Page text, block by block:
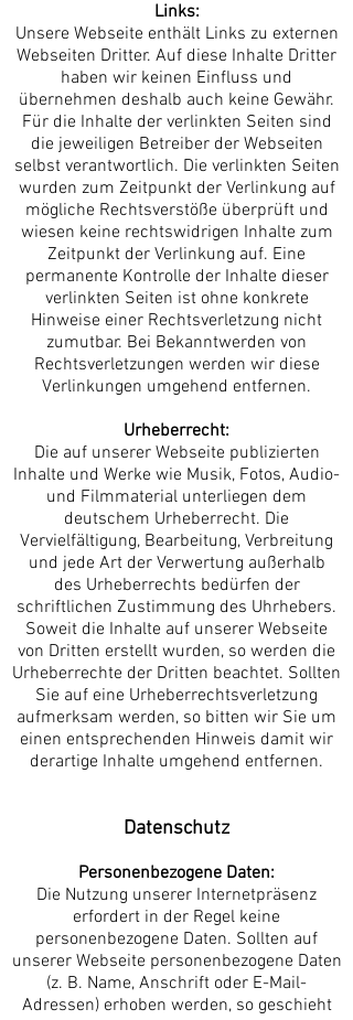
Links:
Unsere Webseite enthält Links zu externen
Webseiten Dritter. Auf diese Inhalte Dritter
haben wir keinen Einfluss und
übernehmen deshalb auch keine Gewähr.
Für die Inhalte der verlinkten Seiten sind
die jeweiligen Betreiber der Webseiten
selbst verantwortlich. Die verlinkten Seiten
wurden zum Zeitpunkt der Verlinkung auf
mögliche Rechtsverstöße überprüft und
wiesen keine rechtswidrigen Inhalte zum
Zeitpunkt der Verlinkung auf. Eine
permanente Kontrolle der Inhalte dieser
verlinkten Seiten ist ohne konkrete
Hinweise einer Rechtsverletzung nicht
zumutbar. Bei Bekanntwerden von
Rechtsverletzungen werden wir diese
Verlinkungen umgehend entfernen.
Urheberrecht:
Die auf unserer Webseite publizierten
Inhalte und Werke wie Musik, Fotos, Audio-
und Filmmaterial unterliegen dem
deutschem Urheberrecht. Die
Vervielfältigung, Bearbeitung, Verbreitung
und jede Art der Verwertung außerhalb
des Urheberrechts bedürfen der
schriftlichen Zustimmung des Uhrhebers.
Soweit die Inhalte auf unserer Webseite
von Dritten erstellt wurden, so werden die
Urheberrechte der Dritten beachtet. Sollten
Sie auf eine Urheberrechtsverletzung
aufmerksam werden, so bitten wir Sie um
einen entsprechenden Hinweis damit wir
derartige Inhalte umgehend entfernen.
Datenschutz
Personenbezogene Daten:
Die Nutzung unserer Internetpräsenz
erfordert in der Regel keine
personenbezogene Daten. Sollten auf
unserer Webseite personenbezogene Daten
(z. B. Name, Anschrift oder E-Mail-
Adressen) erhoben werden, so geschieht